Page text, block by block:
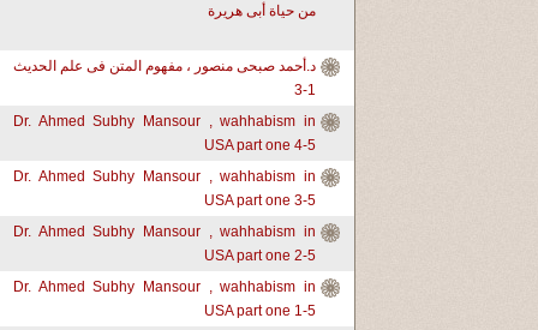
من حياة أبى هريرة
د.أحمد صبحى منصور ، مفهوم المتن فى علم الحديث
1-3
Dr. Ahmed Subhy Mansour , wahhabism in
USA part one 4-5
Dr. Ahmed Subhy Mansour , wahhabism in
USA part one 3-5
Dr. Ahmed Subhy Mansour , wahhabism in
USA part one 2-5
Dr. Ahmed Subhy Mansour , wahhabism in
USA part one 1-5